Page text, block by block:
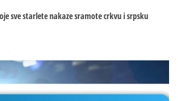
sve starlete nakaze sramote crkvu i srpsku